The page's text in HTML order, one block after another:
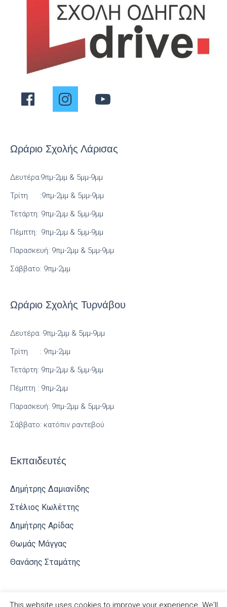
Ωράριο Σχολής Λάρισας
Δευτέρα:9πμ-2μμ & 5μμ-9μμ
Τρίτη :9πμ-2μμ & 5μμ-9μμ
Τετάρτη: 9πμ-2μμ & 5μμ-9μμ
Πέμπτη: 9πμ-2μμ & 5μμ-9μμ
Παρασκευή: 9πμ-2μμ & 5μμ-9μμ
Σάββατο: 9πμ-2μμ
Ωράριο Σχολής Τυρνάβου
Δευτέρα: 9πμ-2μμ & 5μμ-9μμ
Τρίτη : 9πμ-2μμ
Τετάρτη: 9πμ-2μμ & 5μμ-9μμ
Πέμπτη : 9πμ-2μμ
Παρασκευή: 9πμ-2μμ & 5μμ-9μμ
Σάββατο: κατόπιν ραντεβού
Εκπαιδευτές
Δημήτρης Δαμιανίδης
Στέλιος Κωλέττης
Δημήτρης Αρίδας
Θωμάς Μάγγας
Θανάσης Σταμάτης
This website uses cookies to improve your experience. We'll